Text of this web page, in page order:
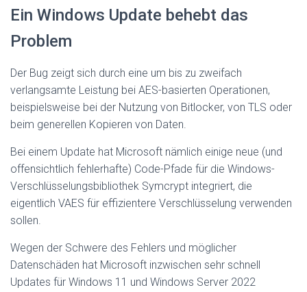
Ein Windows Update behebt das
Problem
Der Bug zeigt sich durch eine um bis zu zweifach
verlangsamte Leistung bei AES-basierten Operationen,
beispielsweise bei der Nutzung von Bitlocker, von TLS oder
beim generellen Kopieren von Daten.
Bei einem Update hat Microsoft nämlich einige neue (und
offensichtlich fehlerhafte) Code-Pfade für die Windows-
Verschlüsselungsbibliothek Symcrypt integriert, die
eigentlich VAES für effizientere Verschlüsselung verwenden
sollen.
Wegen der Schwere des Fehlers und möglicher
Datenschäden hat Microsoft inzwischen sehr schnell
Updates für Windows 11 und Windows Server 2022